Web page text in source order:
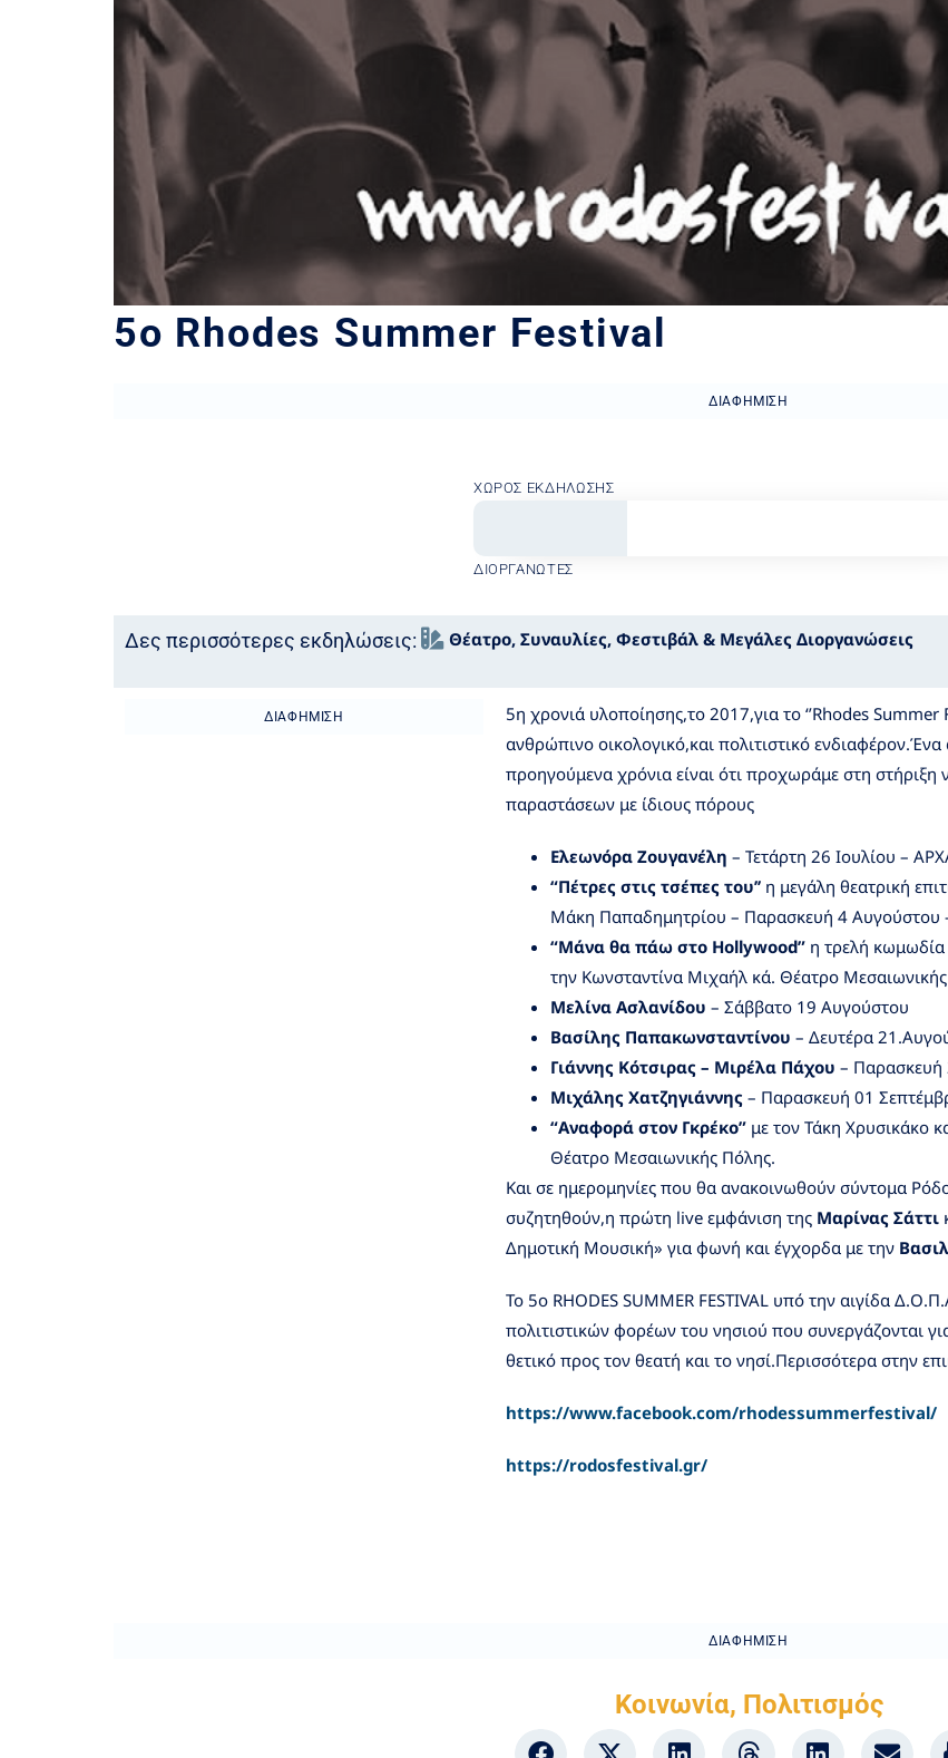
5ο Rhodes Summer Festival
ΔΙΑΦΉΜΙΣΗ
ΧΏΡΟΣ ΕΚΔΉΛΩΣΗΣ
ΔΙΟΡΓΑΝΩΤΈΣ
Δες περισσότερες εκδηλώσεις: Θέατρο, Συναυλίες, Φεστιβάλ & Μεγάλες Διοργανώσεις
ΔΙΑΦΉΜΙΣΗ
5η χρονιά υλοποίησης,το 2017,για το ‘’Rhodes Summer
ανθρώπινο οικολογικό,και πολιτιστικό
προηγούμενα χρόνια είναι ότι προχωράμε στη
παραστάσεων με ίδιους πόρους
Ελεωνόρα Ζουγανέλη – Τετάρτη 26 Ιουλίου –
“Πέτρες στις τσέπες του’’ η μεγάλη θεατρική
Μάκη Παπαδημητρίου – Παρασκευή 4 Αυγούστου
“Μάνα θα πάω στο Hollywood” η τρελή
την Κωνσταντίνα Μιχαήλ κά. Θέατρο
Μελίνα Ασλανίδου – Σάββατο 19 Αυγούστου
Βασίλης Παπακωνσταντίνου – Δευτέρα
Γιάννης Κότσιρας – Μιρέλα Πάχου – Παρασκευή
Μιχάλης Χατζηγιάννης – Παρασκευή 01
“Αναφορά στον Γκρέκο” με τον Τάκη Χρυσικάκο
Θέατρο Μεσαιωνικής Πόλης.
Και σε ημερομηνίες που θα ανακοινωθούν σύντομα
συζητηθούν,η πρώτη live εμφάνιση της Μαρίνας Σάττι
Δημοτική Μουσική» για φωνή και έγχορδα με την
Το 5ο RHODES SUMMER FESTIVAL υπό την αιγίδα
πολιτιστικών φορέων του νησιού που συνεργάζονται
θετικό προς τον θεατή και το νησί.Περισσότερα στην
https://www.facebook.com/rhodessummerfestival/
https://rodosfestival.gr/
ΔΙΑΦΉΜΙΣΗ
Κοινωνία, Πολιτισμός